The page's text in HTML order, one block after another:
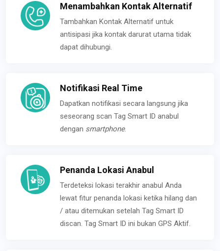
Menambahkan Kontak Alternatif
Tambahkan Kontak Alternatif untuk
antisipasi jika kontak darurat utama tidak
dapat dihubungi.
Notifikasi Real Time
Dapatkan notifikasi secara langsung jika
seseorang scan Tag Smart ID anabul
dengan smartphone.
Penanda Lokasi Anabul
Terdeteksi lokasi terakhir anabul Anda
lewat fitur penanda lokasi ketika hilang dan
/ atau ditemukan setelah Tag Smart ID
discan. Tag Smart ID ini bukan GPS Aktif.